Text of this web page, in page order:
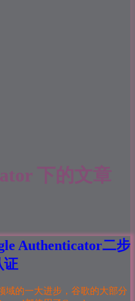
下的文章
Authenticator二步
证
域的一大进步，谷歌的大部分